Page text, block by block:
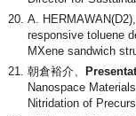
A.
responsive toluene
MXene sandwich
朝倉裕介、
Nanospace
Nitridation of